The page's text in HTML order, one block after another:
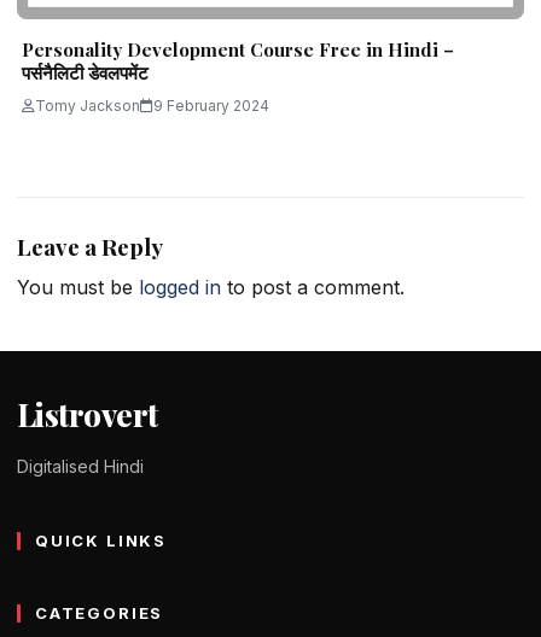
Personality Development Course Free in Hindi –
पर्सनैलिटी डेवलपमेंट
Tomy Jackson 9 February 2024
Leave a Reply
You must be logged in to post a comment.
Listrovert
Digitalised Hindi
QUICK LINKS
CATEGORIES